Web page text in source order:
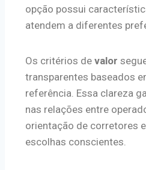
opção possui
atendem a diferentes
Os critérios de valor
transparentes baseados
referência. Essa clareza
nas relações entre
orientação de corretores
escolhas conscientes.